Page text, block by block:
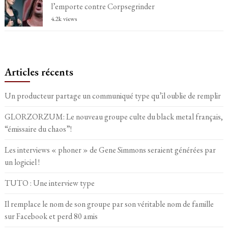
l’emporte contre Corpsegrinder
4.2k views
Articles récents
Un producteur partage un communiqué type qu’il oublie de remplir
GLORZORZUM: Le nouveau groupe culte du black metal français,
“émissaire du chaos”!
Les interviews « phoner » de Gene Simmons seraient générées par
un logiciel !
TUTO : Une interview type
Il remplace le nom de son groupe par son véritable nom de famille
sur Facebook et perd 80 amis